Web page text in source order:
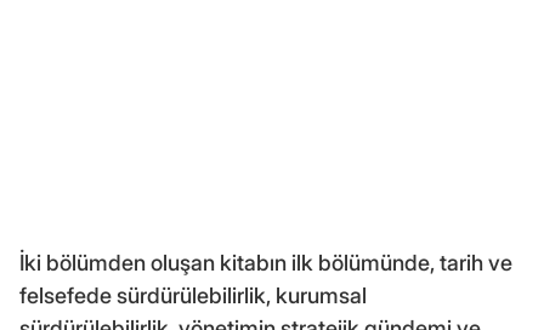
İki bölümden oluşan kitabın ilk bölümünde, tarih ve
felsefede sürdürülebilirlik, kurumsal